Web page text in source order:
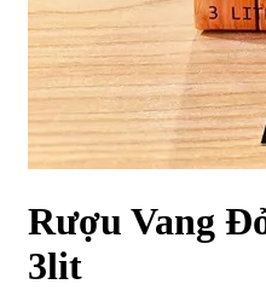
Rượu Vang
3lit